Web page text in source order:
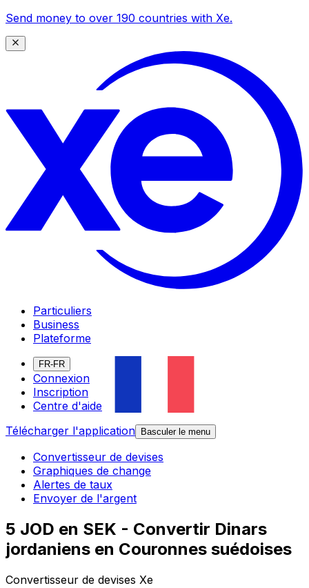
Send money to over 190 countries with Xe.
Particuliers
Business
Plateforme
FR-FR
Connexion
Inscription
Centre d'aide
Télécharger l'application
Basculer le menu
Convertisseur de devises
Graphiques de change
Alertes de taux
Envoyer de l'argent
5 JOD en SEK - Convertir Dinars
jordaniens en Couronnes suédoises
Convertisseur de devises Xe